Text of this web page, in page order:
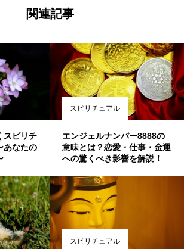
関連記事
スピリチ
あなたの
スピリチュアル
エンジェルナンバー8888の
意味とは？恋愛・仕事・金運
への驚くべき影響を解説！
スピリチュアル